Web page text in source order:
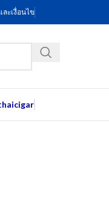
ะเงื่อนไข